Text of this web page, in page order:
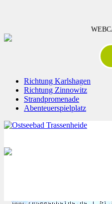
Richtung Karlshagen
Richtung Zinnowitz
Strandpromenade
Abenteuerspielplatz